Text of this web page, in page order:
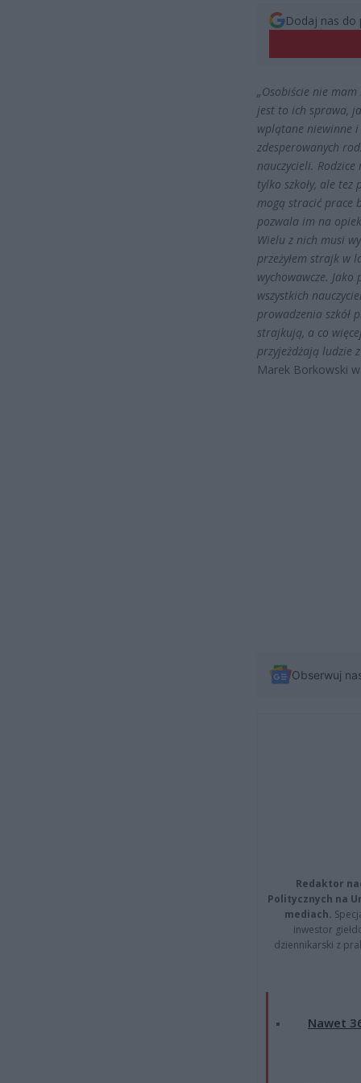
Dodaj nas do
„Osobiście nie
jest to ich sprawa,
wplątane niewinne
zdesperowanych
nauczycieli.
tylko szkoły, ale tez
mogą stracić prace
pozwala im na
Wielu z nich musi
przeżyłem strajk w
wychowawcze.
wszystkich
prowadzenia szkół
strajkują, a co
przyjeżdżają ludzie
Marek Borkowski
Obserwuj
Redaktor
Politycznych na
mediach.
inwestor
dziennikarski z
Nawet